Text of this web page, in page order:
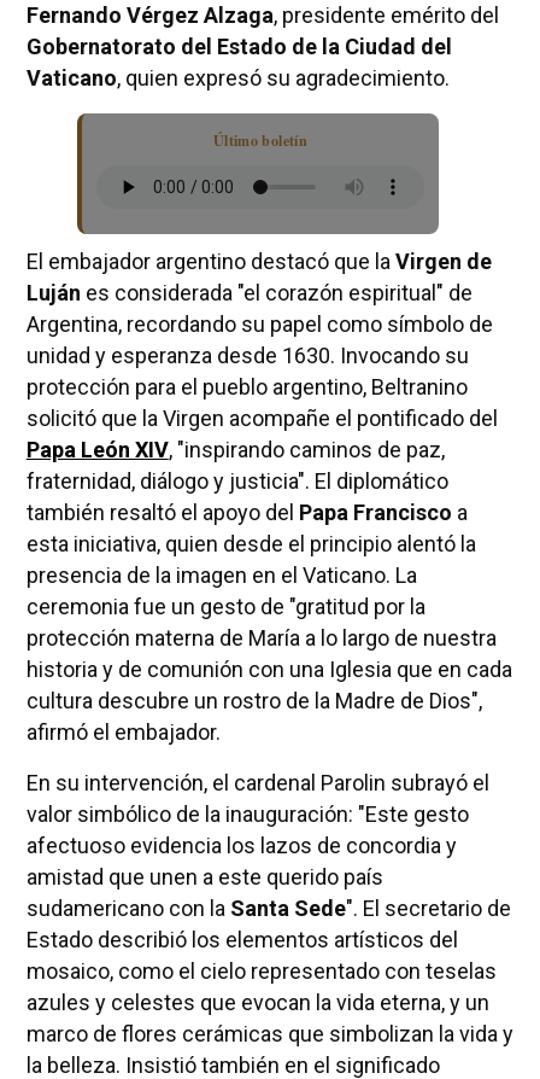
Fernando Vérgez Alzaga, presidente emérito del
Gobernatorato del Estado de la Ciudad del
Vaticano, quien expresó su agradecimiento.
Último boletín
El embajador argentino destacó que la Virgen de
Luján es considerada "el corazón espiritual" de
Argentina, recordando su papel como símbolo de
unidad y esperanza desde 1630. Invocando su
protección para el pueblo argentino, Beltranino
solicitó que la Virgen acompañe el pontificado del
Papa León XIV, "inspirando caminos de paz,
fraternidad, diálogo y justicia". El diplomático
también resaltó el apoyo del Papa Francisco a
esta iniciativa, quien desde el principio alentó la
presencia de la imagen en el Vaticano. La
ceremonia fue un gesto de "gratitud por la
protección materna de María a lo largo de nuestra
historia y de comunión con una Iglesia que en cada
cultura descubre un rostro de la Madre de Dios",
afirmó el embajador.
En su intervención, el cardenal Parolin subrayó el
valor simbólico de la inauguración: "Este gesto
afectuoso evidencia los lazos de concordia y
amistad que unen a este querido país
sudamericano con la Santa Sede". El secretario de
Estado describió los elementos artísticos del
mosaico, como el cielo representado con teselas
azules y celestes que evocan la vida eterna, y un
marco de flores cerámicas que simbolizan la vida y
la belleza. Insistió también en el significado